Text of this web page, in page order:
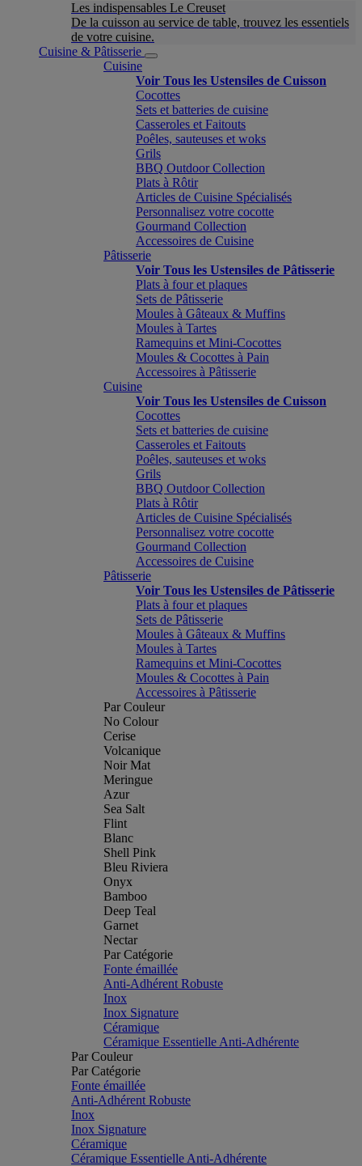
Les indispensables Le Creuset
De la cuisson au service de table, trouvez les essentiels
de votre cuisine.
Cuisine & Pâtisserie
Cuisine
Voir Tous les Ustensiles de Cuisson
Cocottes
Sets et batteries de cuisine
Casseroles et Faitouts
Poêles, sauteuses et woks
Grils
BBQ Outdoor Collection
Plats à Rôtir
Articles de Cuisine Spécialisés
Personnalisez votre cocotte
Gourmand Collection
Accessoires de Cuisine
Pâtisserie
Voir Tous les Ustensiles de Pâtisserie
Plats à four et plaques
Sets de Pâtisserie
Moules à Gâteaux & Muffins
Moules à Tartes
Ramequins et Mini-Cocottes
Moules & Cocottes à Pain
Accessoires à Pâtisserie
Cuisine
Voir Tous les Ustensiles de Cuisson
Cocottes
Sets et batteries de cuisine
Casseroles et Faitouts
Poêles, sauteuses et woks
Grils
BBQ Outdoor Collection
Plats à Rôtir
Articles de Cuisine Spécialisés
Personnalisez votre cocotte
Gourmand Collection
Accessoires de Cuisine
Pâtisserie
Voir Tous les Ustensiles de Pâtisserie
Plats à four et plaques
Sets de Pâtisserie
Moules à Gâteaux & Muffins
Moules à Tartes
Ramequins et Mini-Cocottes
Moules & Cocottes à Pain
Accessoires à Pâtisserie
Par Couleur
No Colour
Cerise
Volcanique
Noir Mat
Meringue
Azur
Sea Salt
Flint
Blanc
Shell Pink
Bleu Riviera
Onyx
Bamboo
Deep Teal
Garnet
Nectar
Par Catégorie
Fonte émaillée
Anti-Adhérent Robuste
Inox
Inox Signature
Céramique
Céramique Essentielle Anti-Adhérente
Par Couleur
Par Catégorie
Fonte émaillée
Anti-Adhérent Robuste
Inox
Inox Signature
Céramique
Céramique Essentielle Anti-Adhérente